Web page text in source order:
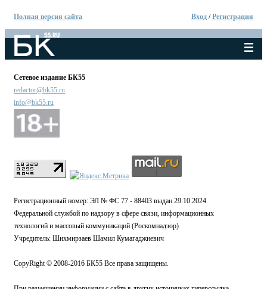
Полная версия сайта Вход /Регистрация
Сетевое издание БК55
redactor@bk55.ru
info@bk55.ru
Регистрационный номер: ЭЛ № ФС 77 - 88403 выдан 29.10.2024
Федеральной службой по надзору в сфере связи, информационных
технологий и массовый коммуникаций (Роскомнадзор)
Учредитель: Шихмирзаев Шамил Кумагаджиевич
CopyRight © 2008-2016 БК55 Все права защищены.